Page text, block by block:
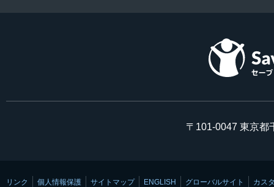
〒101-0047 東京都
リンク 個人情報保護 サイトマップ ENGLISH グローバルサイト カス